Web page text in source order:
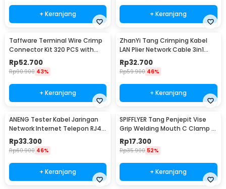
+ Keranjang + Keranjang
Taffware Terminal Wire Crimp
Connector Kit 320 PCS with
Plier - SC6-26
Rp52.700
Rp90.900 43%
+ Keranjang
ZhanYi Tang Crimping Kabel
LAN Plier Network Cable 3in1
RJ45 RJ11 RJ12 - HT-315
Rp32.700
Rp59.900 46%
+ Keranjang
ANENG Tester Kabel Jaringan
Network Internet Telepon RJ45
RJ11 - M469D
Rp33.300
Rp60.900 46%
+ Keranjang
SPIFFLYER Tang Penjepit Vise
Grip Welding Mouth C Clamp 5
Inch - A161
Rp17.300
Rp35.900 52%
+ Keranjang